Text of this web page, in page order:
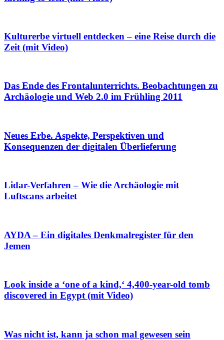
Kulturerbe virtuell entdecken – eine Reise durch die
Zeit (mit Video)
Das Ende des Frontalunterrichts. Beobachtungen zu
Archäologie und Web 2.0 im Frühling 2011
Neues Erbe. Aspekte, Perspektiven und
Konsequenzen der digitalen Überlieferung
Lidar-Verfahren – Wie die Archäologie mit
Luftscans arbeitet
AYDA – Ein digitales Denkmalregister für den
Jemen
Look inside a ‘one of a kind,‘ 4,400-year-old tomb
discovered in Egypt (mit Video)
Was nicht ist, kann ja schon mal gewesen sein